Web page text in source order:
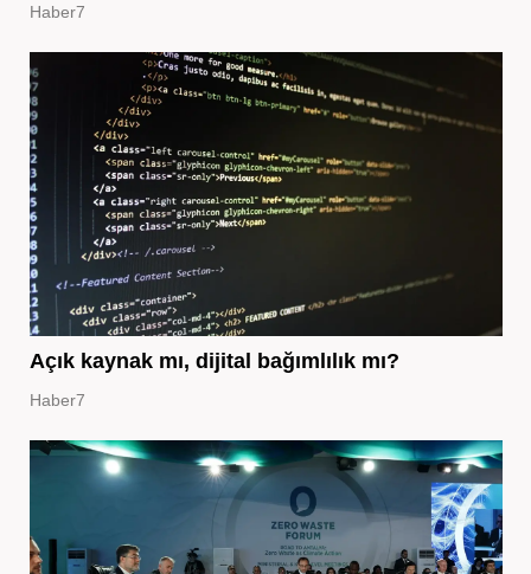
Haber7
Açık kaynak mı, dijital bağımlılık mı?
Haber7